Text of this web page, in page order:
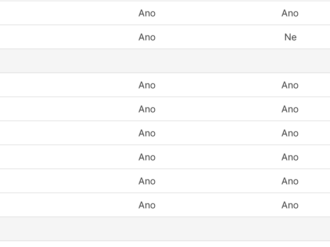
Ano Ano
Ano Ne
Ano Ano
Ano Ano
Ano Ano
Ano Ano
Ano Ano
Ano Ano